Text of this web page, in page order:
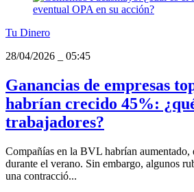
Tu Dinero
28/04/2026
05:45
Ganancias de empresas
habrían crecido 45%:
trabajadores?
Compañías en la BVL habrían aumentado,
durante el verano. Sin embargo, algunos
una contracció...